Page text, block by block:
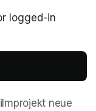
logged-in
neue